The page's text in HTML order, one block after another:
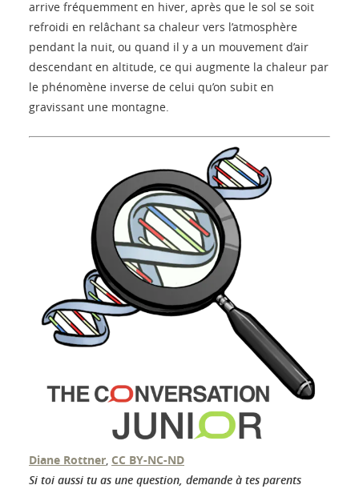
arrive fréquemment en hiver, après que le sol se soit
refroidi en relâchant sa chaleur vers l’atmosphère
pendant la nuit, ou quand il y a un mouvement d’air
descendant en altitude, ce qui augmente la chaleur par
le phénomène inverse de celui qu’on subit en
gravissant une montagne.
Diane Rottner, CC BY-NC-ND
Si toi aussi tu as une question, demande à tes parents